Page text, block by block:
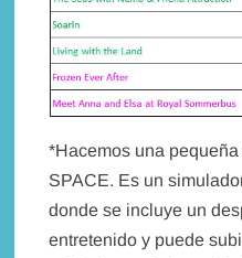
*Hacemos una
SPACE. Es un
donde se incluye un
entretenido y puede